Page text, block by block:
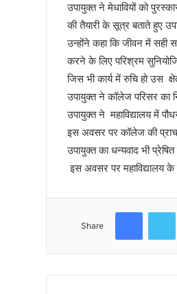
उपायुक्त ने मेधावियों को
की तैयारी के सूत्र बताते हुए
उन्होंने कहा कि जीवन में सही
करने के लिए परिश्रम
जिस भी कार्य में रुचि हो उस
उपायुक्त ने कॉलेज परिसर का
उपायुक्त ने महाविद्यालय में
इस अवसर पर कॉलेज की
उपायुक्त का धन्यवाद भी प्रेषित
इस अवसर पर महाविद्यालय
Share